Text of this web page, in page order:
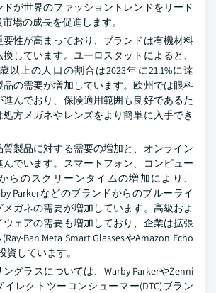
が世界のファッショントレンドをリード
場の成長を促進します。
性が高まっており、ブランドは有機材料
しています。ユーロスタットによると、
以上の人口の割合は2023年に21.1%に達
品の需要が増加しています。欧州では眼科
んでおり、保険適用範囲も良好であるた
方メガネやレンズをより簡単に入手でき
製品に対する需要の増加と、オンライン
でいます。スマートフォン、コンピュー
らのスクリーンタイムの増加により、
Parkerなどのブランドからのブルーライ
メガネの需要が増加しています。高級およ
ェアの需要も増加しており、企業は拡張
Ban Meta Smart GlassesやAmazon Echo
資しています。
グラスについては、Warby ParkerやZenni
イレクトツーコンシューマー(DTC)ブラン